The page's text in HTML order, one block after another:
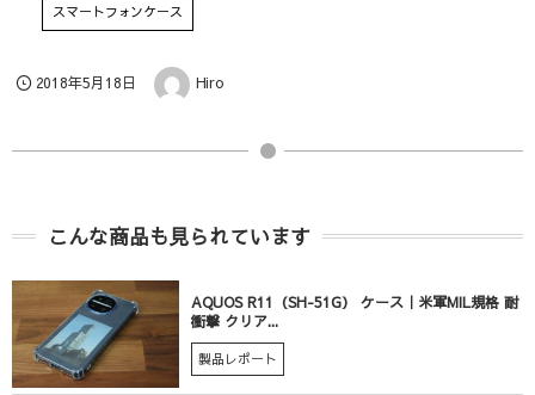
スマートフォンケース
2018年5月18日 Hiro
こんな商品も見られています
AQUOS R11（SH-51G） ケース｜米軍MIL規格 耐
衝撃 クリア...
製品レポート